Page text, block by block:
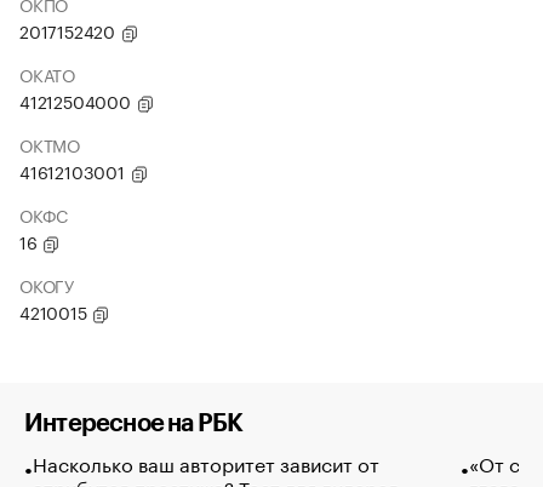
2017152420
ОКАТО
41212504000
ОКТМО
41612103001
ОКФС
16
ОКОГУ
4210015
Интересное на РБК
Насколько ваш авторитет зависит от
«От